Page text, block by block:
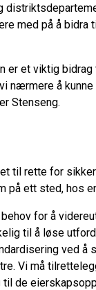
med på å
er et viktig
nærmere å
Stenseng.
til rette for
på ett sted, hos
for å
til å løse
ved å
Vi må
de